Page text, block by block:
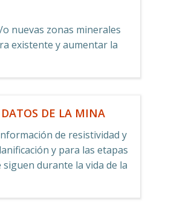
nuevas zonas minerales
existente y aumentar la
DE LA MINA
de resistividad y
y para las etapas
durante la vida de la